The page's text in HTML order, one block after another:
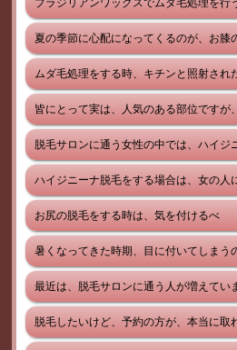
ブラジリアンワックスでムダ毛処理を行
夏の季節に心配になってくるのが、お膝
ムダ毛処理をする時、キチンと照射され
皆にとって実は、人気のある部位ですが
脱毛サロンに通う女性の中では、ハイジ
ハイジニーナ脱毛をする場合は、女の人
お尻の脱毛をする時は、気を付けるべ
暑くなってきた時期、目に付いてしまう
最近は、脱毛サロンに通う人が増えてい
脱毛したいけど、予約の方が、本当に取